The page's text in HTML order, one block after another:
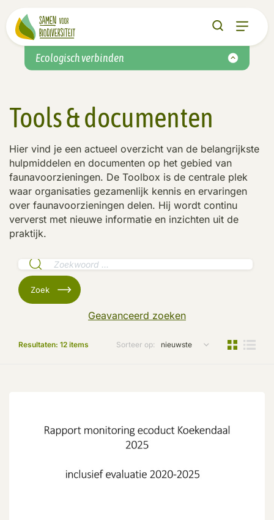
Ecologisch verbinden
Tools & documenten
Hier vind je een actueel overzicht van de belangrijkste
hulpmiddelen en documenten op het gebied van
faunavoorzieningen. De Toolbox is de centrale plek
waar organisaties gezamenlijk kennis en ervaringen
over faunavoorzieningen delen. Hij wordt continu
ververst met nieuwe informatie en inzichten uit de
praktijk.
Zoek
Geavanceerd zoeken
Resultaten: 12 items Sorteer op: